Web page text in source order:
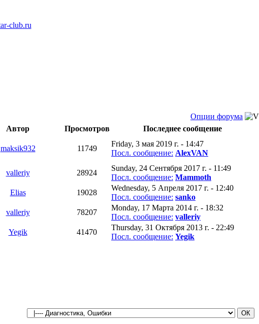
Опции форума
Автор Просмотров
Последнее сообщение
maksik932 11749
Friday, 3 мая 2019 г. - 14:47
Посл. сообщение: AlexVAN
valleriy 28924
Sunday, 24 Сентября 2017 г. - 11:49
Посл. сообщение: Mammoth
Elias 19028
Wednesday, 5 Апреля 2017 г. - 12:40
Посл. сообщение: sanko
valleriy 78207
Monday, 17 Марта 2014 г. - 18:32
Посл. сообщение: valleriy
Yegik 41470
Thursday, 31 Октября 2013 г. - 22:49
Посл. сообщение: Yegik